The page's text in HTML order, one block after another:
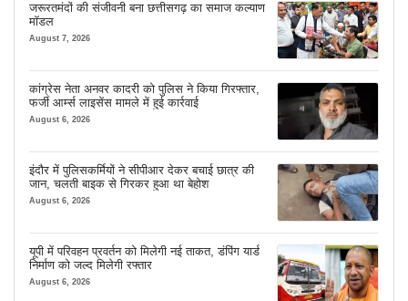
जरूरतमंदों की संजीवनी बना छत्तीसगढ़ का समाज कल्याण
मॉडल
August 7, 2026
कांग्रेस नेता अनवर कादरी को पुलिस ने किया गिरफ्तार,
फर्जी आर्म्स लाइसेंस मामले में हुई कार्रवाई
August 6, 2026
इंदौर में पुलिसकर्मियों ने सीपीआर देकर बचाई छात्र की
जान, चलती बाइक से गिरकर हुआ था बेहोश
August 6, 2026
यूपी में परिवहन प्रवर्तन को मिलेगी नई ताकत, डंपिंग यार्ड
निर्माण को जल्द मिलेगी रफ्तार
August 6, 2026